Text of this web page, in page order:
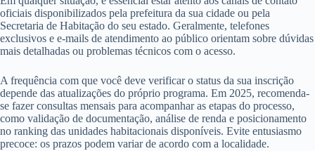
oficiais disponibilizados pela prefeitura da sua cidade ou pela
Secretaria de Habitação do seu estado. Geralmente, telefones
exclusivos e e-mails de atendimento ao público orientam sobre dúvidas
mais detalhadas ou problemas técnicos com o acesso.
A frequência com que você deve verificar o status da sua inscrição
depende das atualizações do próprio programa. Em 2025, recomenda-
se fazer consultas mensais para acompanhar as etapas do processo,
como validação de documentação, análise de renda e posicionamento
no ranking das unidades habitacionais disponíveis. Evite entusiasmo
precoce: os prazos podem variar de acordo com a localidade.